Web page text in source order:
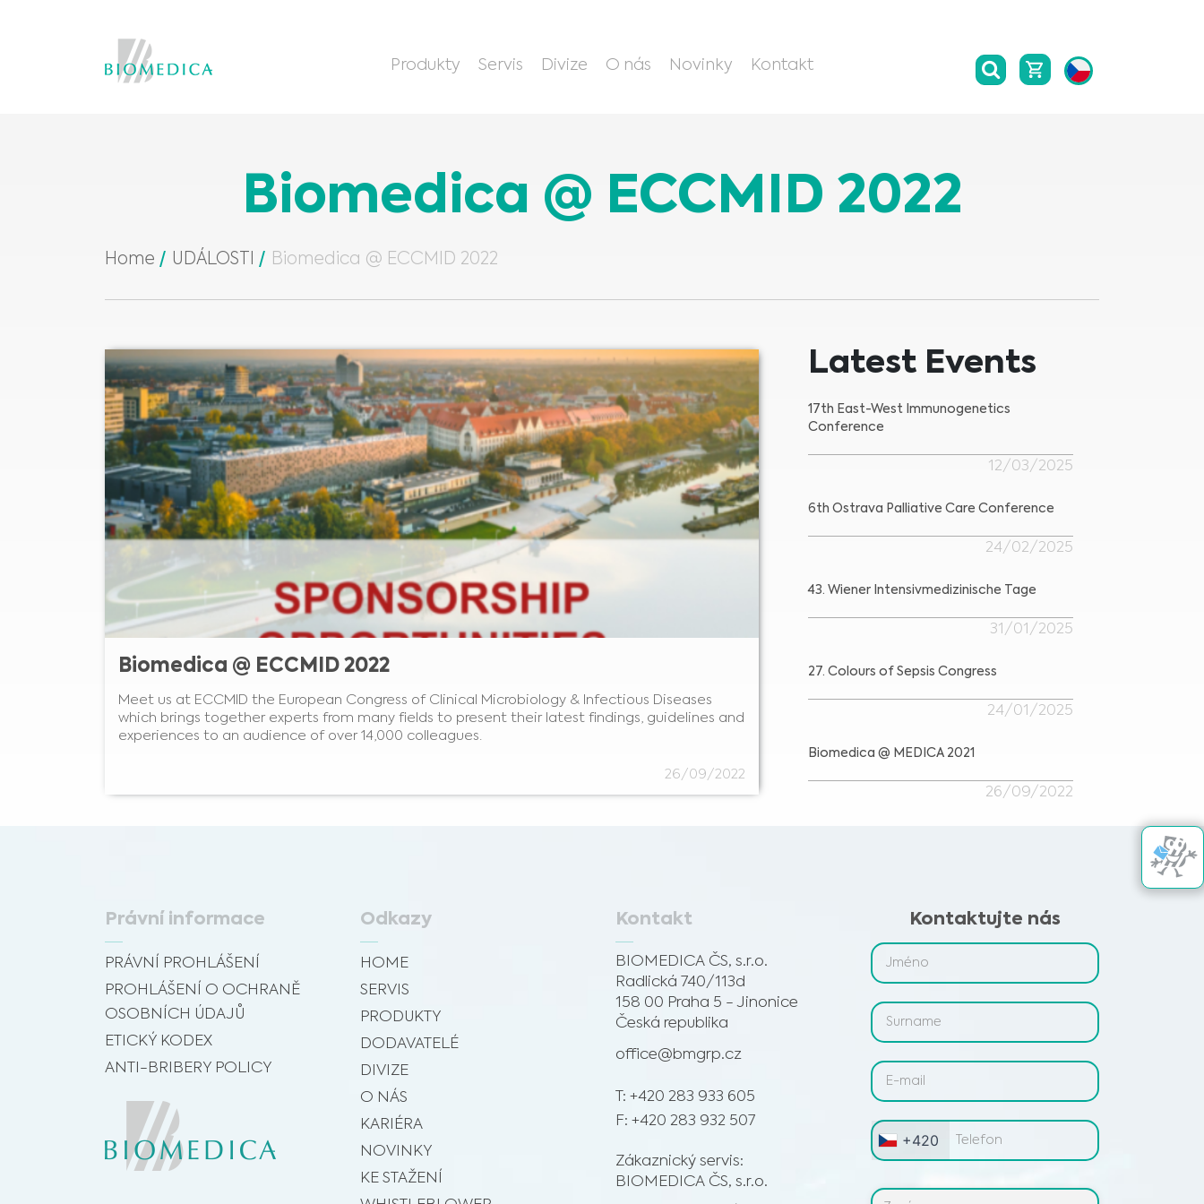
Materiál na těchto stránkách nenahrazuje odborná lékařská doporučení, diagnózy nebo
léčby a vždy respektujte profesionální zdravotní doporučení a s jejím využitím
neotálejte, i když jste si o tom přečetli na těchto webových stránkách.
Vyberte prosím váš trh :
Produkty Servis Divize O nás Novinky Kontakt
Biomedica @ ECCMID 2022
Home UDÁLOSTI Biomedica @ ECCMID 2022
Biomedica @ ECCMID 2022
Meet us at ECCMID the European Congress of Clinical Microbiology & Infectious Diseases
which brings together experts from many fields to present their latest findings, guidelines and
experiences to an audience of over 14,000 colleagues.
26/09/2022
Latest Events
17th East-West Immunogenetics
Conference
12/03/2025
6th Ostrava Palliative Care Conference
24/02/2025
43. Wiener Intensivmedizinische Tage
31/01/2025
27. Colours of Sepsis Congress
24/01/2025
Biomedica @ MEDICA 2021
26/09/2022
Právní informace
PRÁVNÍ PROHLÁŠENÍ
PROHLÁŠENÍ O OCHRANĚ
OSOBNÍCH ÚDAJŮ
ETICKÝ KODEX
ANTI-BRIBERY POLICY
Odkazy
HOME
SERVIS
PRODUKTY
DODAVATELÉ
DIVIZE
O NÁS
KARIÉRA
NOVINKY
KE STAŽENÍ
Kontakt
BIOMEDICA ČS, s.r.o.
Radlická 740/113d
158 00 Praha 5 - Jinonice
Česká republika
office@bmgrp.cz
T: +420 283 933 605
F: +420 283 932 507
Zákaznický servis:
BIOMEDICA ČS, s.r.o.
Kontaktujte nás
+420